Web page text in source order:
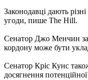
Законодавці дають
угоди, пише The Hill.
Сенатор Джо Менчин
кордону може бути
Сенатор Кріс Кунс
досягнення